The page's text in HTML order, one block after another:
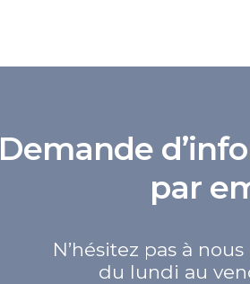
Demande
par
N’hésitez pas à
du lundi au